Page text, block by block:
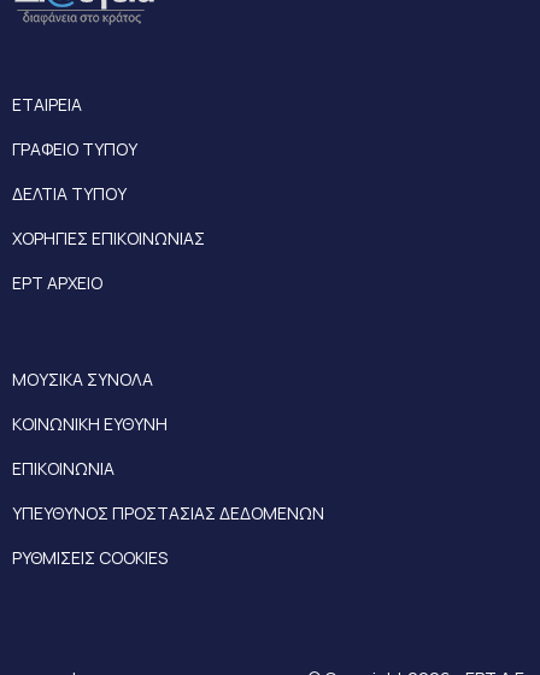
ΕΤΑΙΡΕΙΑ
ΓΡΑΦΕΙΟ ΤΥΠΟΥ
ΔΕΛΤΙΑ ΤΥΠΟΥ
ΧΟΡΗΓΙΕΣ ΕΠΙΚΟΙΝΩΝΙΑΣ
ΕΡΤ ΑΡΧΕΙΟ
ΜΟΥΣΙΚΑ ΣΥΝΟΛΑ
ΚΟΙΝΩΝΙΚΗ ΕΥΘΥΝΗ
ΕΠΙΚΟΙΝΩΝΙΑ
ΥΠΕΥΘΥΝΟΣ ΠΡΟΣΤΑΣΙΑΣ ΔΕΔΟΜΕΝΩΝ
ΡΥΘΜΙΣΕΙΣ COOKIES